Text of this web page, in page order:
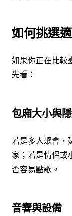
如何挑選
如果你正在比較
先看：
包廂大小與
若是多人聚會，
家；若是情侶或
否容易點歌。
音響與設備